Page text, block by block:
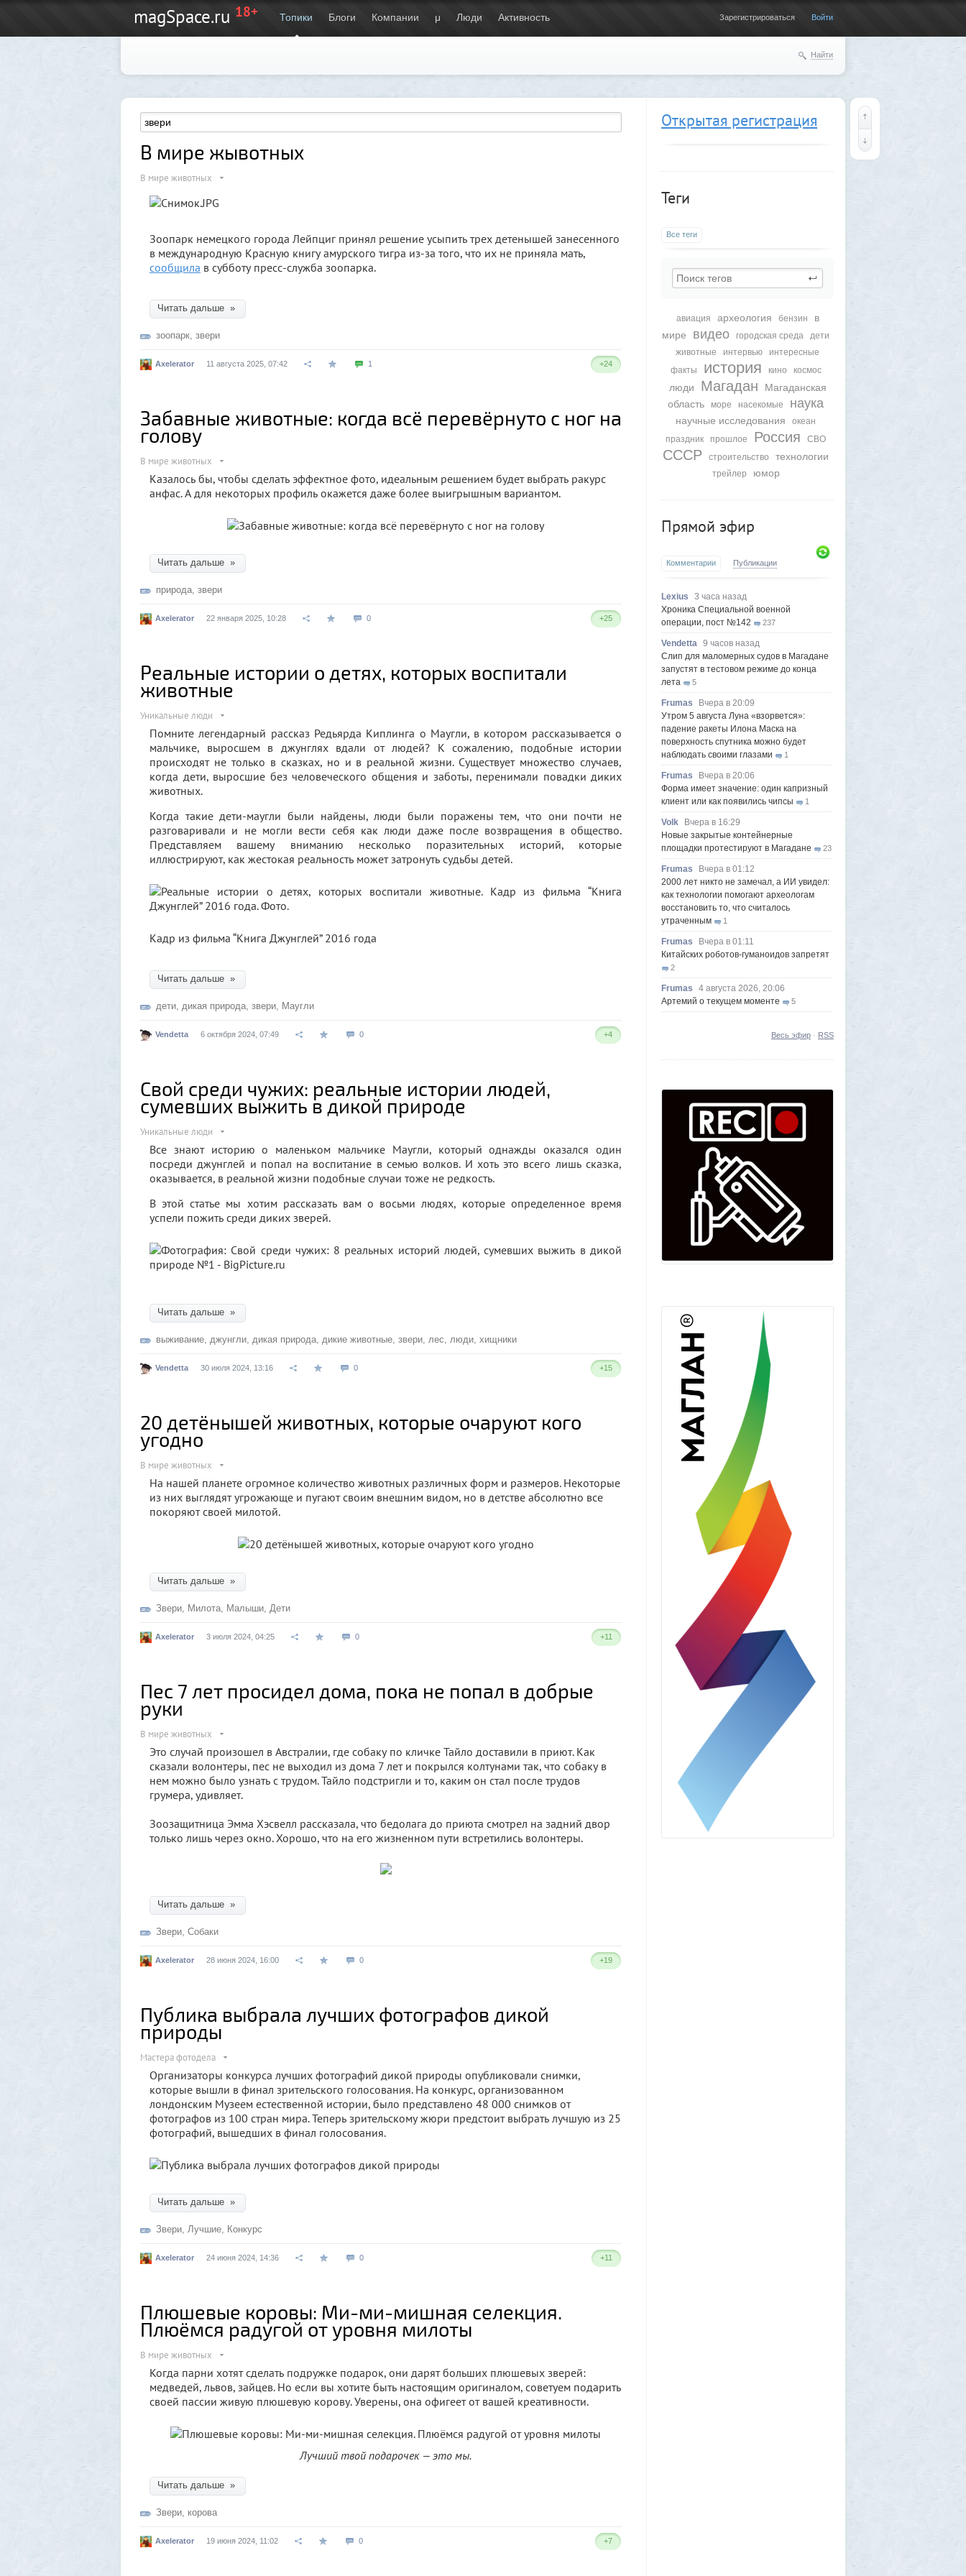
magSpace.ru 18+ Топики Блоги Компании μ Люди Активность Зарегистрироваться Войти
Найти
Открытая регистрация
Теги
Все теги
авиация археология бензин
в
мире
видео городская среда
дети
животные
интервью
интересные
факты
история кино космос
люди Магадан
Магаданская
область
море насекомые наука
научные исследования
океан
праздник
прошлое Россия СВО
СССР строительство технологии
трейлер юмор
Прямой эфир
Комментарии Публикации
Lexius
3 часа назад
Хроника Специальной военной
операции, пост №142
237
Vendetta 9 часов назад
Слип для маломерных судов в Магадане
запустят в тестовом режиме до конца
лета
5
Frumas
Вчера в 20:09
Утром 5 августа Луна «взорвется»:
падение ракеты Илона Маска на
поверхность спутника можно будет
наблюдать своими глазами
1
Frumas
Вчера в 20:06
Форма имеет значение: один капризный
клиент или как появились чипсы
1
Volk
Вчера в 16:29
Новые закрытые контейнерные
площадки протестируют в Магадане
23
Frumas
Вчера в 01:12
2000 лет никто не замечал, а ИИ увидел:
как технологии помогают археологам
восстановить то, что считалось
утраченным
1
Frumas
Вчера в 01:11
Китайских роботов-гуманоидов запретят
2
Frumas
4 августа 2026, 20:06
Артемий о текущем моменте
5
Южнокорейская ведущая ведя прямую
3 августа 2026, 20:17
Как гиганты с Фаэтона и пришельцы из
Нибиру строили цивилизации на Земле
1 августа 2026, 18:36
Леопольд Ашенбреннер: Как 24-летний
щегол заработал $30 млрд на
инвестициях в AI (и потерял их вчера)
1 августа 2026, 17:10
Вселенная, для человеческого разума -
непостижима
1
amg610
1 августа 2026, 16:39
Работавшие ранее в РФ мессенджеры
BIP и KakaoTalk перестали работать
1 августа 2026, 14:51
Исторический дом в центре Магадана
выставили на торги за 100 тысяч рублей
Allarm 1 августа 2026, 13:50
В Подмосковье мужчина устроил концерт
для соседей в честь своего дня рождения
1 августа 2026, 12:58
Установку пиратской Windows
собираются сделать невозможной
1 августа 2026, 12:56
«Одиссея» сдохла: вышел первый
трейлер индийского фильма «Рамаяна»
1 августа 2026, 00:16
Почему иностранцы охотятся за
советским радиоприёмником
«Океан-214»
Allarm
31 июля 2026, 13:09
127 минут в аду: что успела снять
«Венера-13» до того, как её убила жара
31 июля 2026, 08:53
Крузак на прокачку
31 июля 2026, 08:02
«Жена присаживалась к детям и
тихонько говорила на русском»: как
латвиец переехал в Псковскую область
31 июля 2026, 01:06
Борис Вальехо написал последнюю
картину и уходит на покой
1
Весь эфир · RSS
В мире жывотных
В мире животных
Зоопарк немецкого города Лейпциг принял решение усыпить трех детенышей занесенного
в международную Красную книгу амурского тигра из-за того, что их не приняла мать,
сообщила в субботу пресс-служба зоопарка.
Читать дальше »
зоопарк, звери
Axelerator 11 августа 2025, 07:42 1 +24
Забавные животные: когда всё перевёрнуто с ног на
голову
В мире животных
Казалось бы, чтобы сделать эффектное фото, идеальным решением будет выбрать ракурс
анфас. А для некоторых профиль окажется даже более выигрышным вариантом.
Читать дальше »
природа, звери
Axelerator 22 января 2025, 10:28 0 +25
Реальные истории о детях, которых воспитали
животные
Уникальные люди
Помните легендарный рассказ Редьярда Киплинга о Маугли, в котором рассказывается о
мальчике, выросшем в джунглях вдали от людей? К сожалению, подобные истории
происходят не только в сказках, но и в реальной жизни. Существует множество случаев,
когда дети, выросшие без человеческого общения и заботы, перенимали повадки диких
животных.
Когда такие дети-маугли были найдены, люди были поражены тем, что они почти не
разговаривали и не могли вести себя как люди даже после возвращения в общество.
Представляем вашему вниманию несколько поразительных историй, которые
иллюстрируют, как жестокая реальность может затронуть судьбы детей.
Кадр из фильма “Книга Джунглей” 2016 года
Читать дальше »
дети, дикая природа, звери, Маугли
Vendetta 6 октября 2024, 07:49 0 +4
Свой среди чужих: реальные истории людей,
сумевших выжить в дикой природе
Уникальные люди
Все знают историю о маленьком мальчике Маугли, который однажды оказался один
посреди джунглей и попал на воспитание в семью волков. И хоть это всего лишь сказка,
оказывается, в реальной жизни подобные случаи тоже не редкость.
В этой статье мы хотим рассказать вам о восьми людях, которые определенное время
успели пожить среди диких зверей.
Читать дальше »
выживание, джунгли, дикая природа, дикие животные, звери, лес, люди, хищники
Vendetta 30 июля 2024, 13:16 0 +15
20 детёнышей животных, которые очаруют кого
угодно
В мире животных
На нашей планете огромное количество животных различных форм и размеров. Некоторые
из них выглядят угрожающе и пугают своим внешним видом, но в детстве абсолютно все
покоряют своей милотой.
Читать дальше »
Звери, Милота, Малыши, Дети
Axelerator 3 июля 2024, 04:25 0 +11
Пес 7 лет просидел дома, пока не попал в добрые
руки
В мире животных
Это случай произошел в Австралии, где собаку по кличке Тайло доставили в приют. Как
сказали волонтеры, пес не выходил из дома 7 лет и покрылся колтунами так, что собаку в
нем можно было узнать с трудом. Тайло подстригли и то, каким он стал после трудов
грумера, удивляет.
Зоозащитница Эмма Хэсвелл рассказала, что бедолага до приюта смотрел на задний двор
только лишь через окно. Хорошо, что на его жизненном пути встретились волонтеры.
Читать дальше »
Звери, Собаки
Axelerator 28 июня 2024, 16:00 0 +19
Публика выбрала лучших фотографов дикой
природы
Мастера фотодела
Организаторы конкурса лучших фотографий дикой природы опубликовали снимки,
которые вышли в финал зрительского голосования. На конкурс, организованном
лондонским Музеем естественной истории, было представлено 48 000 снимков от
фотографов из 100 стран мира. Теперь зрительскому жюри предстоит выбрать лучшую из 25
фотографий, вышедших в финал голосования.
Читать дальше »
Звери, Лучшие, Конкурс
Axelerator 24 июня 2024, 14:36 0 +11
Плюшевые коровы: Ми-ми-мишная селекция.
Плюёмся радугой от уровня милоты
В мире животных
Когда парни хотят сделать подружке подарок, они дарят больших плюшевых зверей:
медведей, львов, зайцев. Но если вы хотите быть настоящим оригиналом, советуем подарить
своей пассии живую плюшевую корову. Уверены, она офигеет от вашей креативности.
Лучший твой подарочек — это мы.
Читать дальше »
Звери, корова
Axelerator 19 июня 2024, 11:02 0 +7